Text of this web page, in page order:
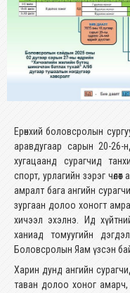
Ерөнхий боловсролын
аравдугаар сарын 20-
хугацаанд сурагчид
спорт, урлагийн зэрэг
амралт бага ангийн
зургаан долоо хоногт
хичээл эхэлнэ. Ид
ханиад томуугийн
Боловсролын Яам үзсэн
Харин дунд ангийн
таван долоо хоног